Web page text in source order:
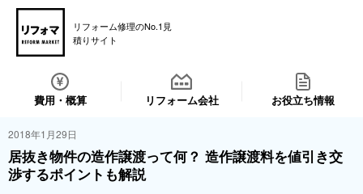
リフォーム修理のNo.1見
積りサイト
費用・概算 リフォーム会社 お役立ち情報
2018年1月29日
居抜き物件の造作譲渡って何？ 造作譲渡料を値引き交
渉するポイントも解説